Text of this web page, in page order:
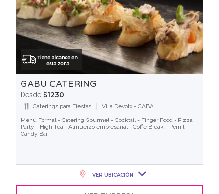
GABU CATERING
Desde $1230
Caterings para Fiestas
Villa Devoto - CABA
Menú Formal - Catering Gourmet - Cocktail - Finger Food - Pizza
Party - High Tea - Almuerzo empresarial - Coffe Break - Pernil -
Candy Bar
VER UBICACIÓN